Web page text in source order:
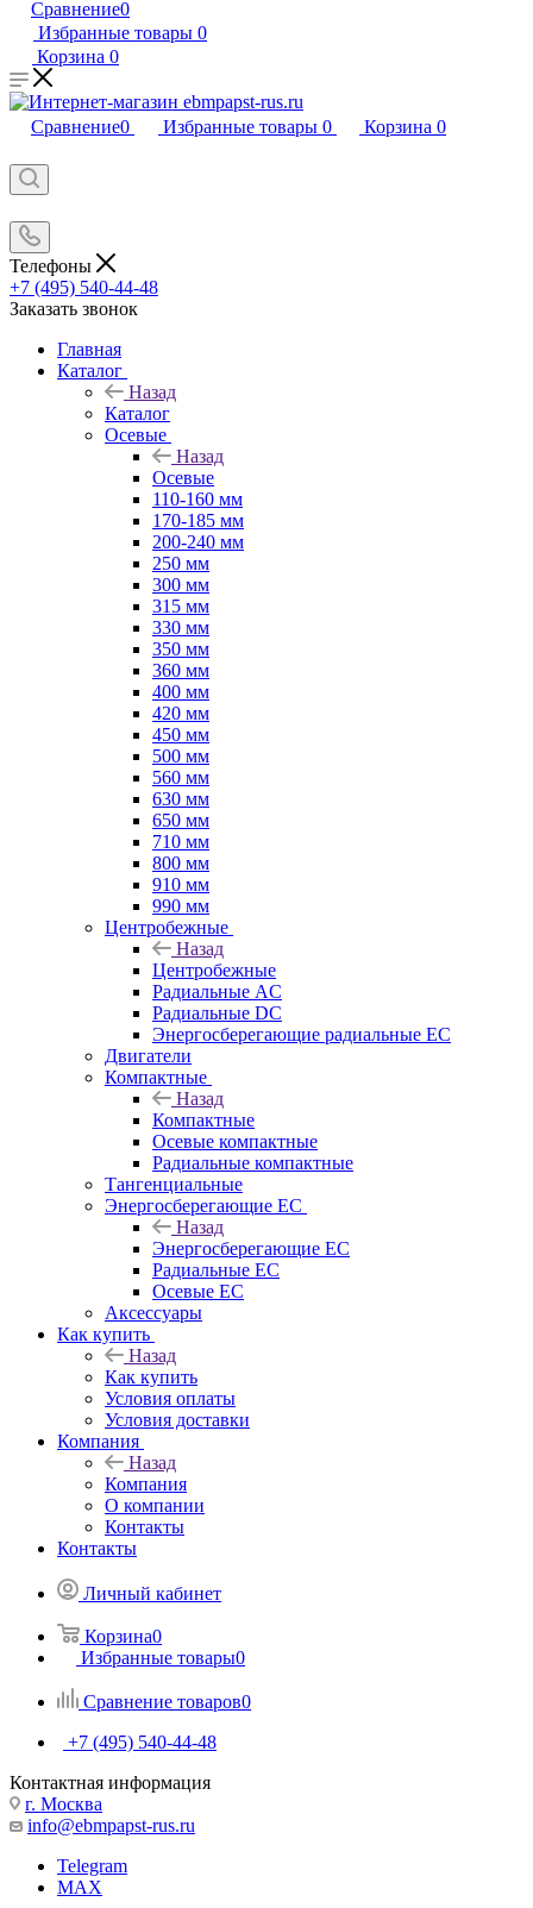
Сравнение0
Избранные товары 0
Корзина 0
Сравнение0 Избранные товары 0 Корзина 0
Телефоны
+7 (495) 540-44-48
Заказать звонок
Главная
Каталог
Назад
Каталог
Осевые
Назад
Осевые
110-160 мм
170-185 мм
200-240 мм
250 мм
300 мм
315 мм
330 мм
350 мм
360 мм
400 мм
420 мм
450 мм
500 мм
560 мм
630 мм
650 мм
710 мм
800 мм
910 мм
990 мм
Центробежные
Назад
Центробежные
Радиальные AC
Радиальные DC
Энергосберегающие радиальные EC
Двигатели
Компактные
Назад
Компактные
Осевые компактные
Радиальные компактные
Тангенциальные
Энергосберегающие EC
Назад
Энергосберегающие EC
Радиальные EC
Осевые EC
Аксессуары
Как купить
Назад
Как купить
Условия оплаты
Условия доставки
Компания
Назад
Компания
О компании
Контакты
Контакты
Личный кабинет
Корзина0
Избранные товары0
Сравнение товаров0
+7 (495) 540-44-48
Контактная информация
г. Москва
info@ebmpapst-rus.ru
Telegram
MAX